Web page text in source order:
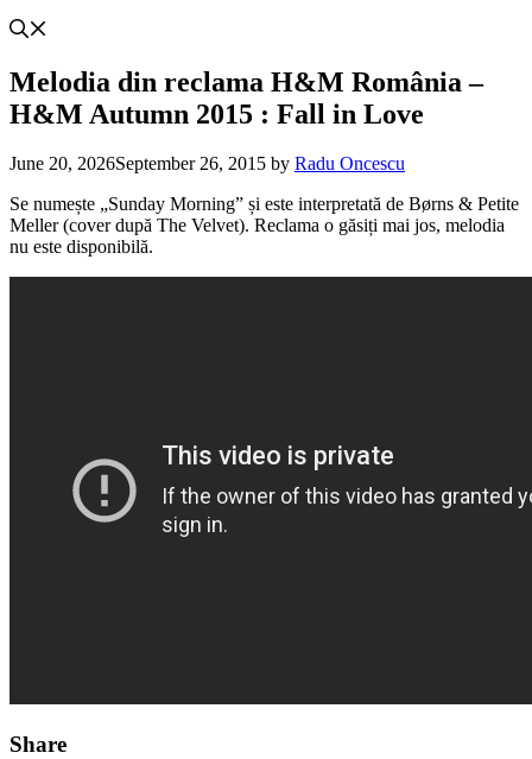
Melodia din reclama H&M România –
H&M Autumn 2015 : Fall in Love
June 20, 2026September 26, 2015 by Radu Oncescu
Se numește „Sunday Morning” și este interpretată de Børns & Petite
Meller (cover după The Velvet). Reclama o găsiți mai jos, melodia
nu este disponibilă.
Share